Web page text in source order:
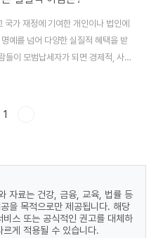
가 재정에 기여한 개인이나 법인에
예를 넘어 다양한 실질적 혜택을 받
들이 모범납세자가 되면 경제적, 사회
있다는 사실을 알고 싶어하죠. 특
들은 무엇이 있고, 실제로 어떤 이점
1
자료는 건강, 금융, 교육, 법률 등
을 목적으로만 제공됩니다. 해당
스 또는 공식적인 권고를 대체하
게 적용될 수 있습니다.